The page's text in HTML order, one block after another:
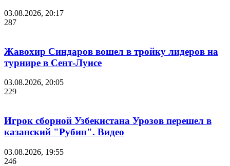
03.08.2026, 20:17
287
Жавохир Синдаров вошел в тройку лидеров на
турнире в Сент-Луисе
03.08.2026, 20:05
229
Игрок сборной Узбекистана Урозов перешел в
казанский "Рубин". Видео
03.08.2026, 19:55
246